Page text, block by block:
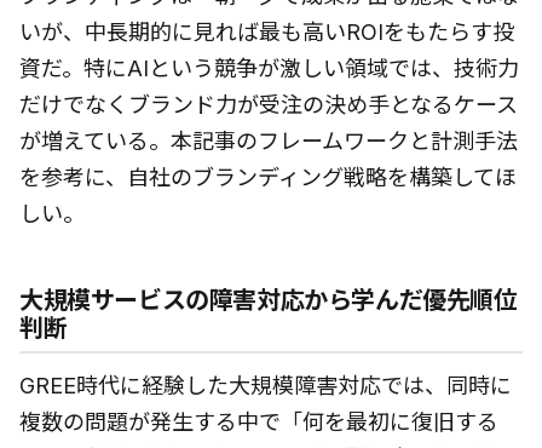
いが、中長期的に見れば最も高いROIをもたらす投
資だ。特にAIという競争が激しい領域では、技術力
だけでなくブランド力が受注の決め手となるケース
が増えている。本記事のフレームワークと計測手法
を参考に、自社のブランディング戦略を構築してほ
しい。
大規模サービスの障害対応から学んだ優先順位
判断
GREE時代に経験した大規模障害対応では、同時に
複数の問題が発生する中で「何を最初に復旧する